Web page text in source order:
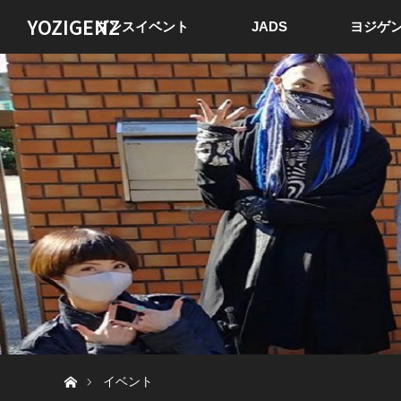
YOZIGENZダンスイベント JADS ヨジゲ
イベント